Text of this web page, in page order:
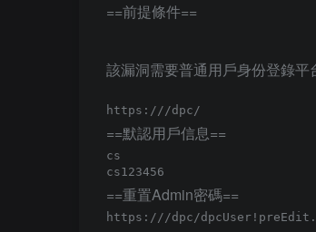
==前提條件==
該漏洞需要普通用戶身份登錄平
https://
==默認用戶信息==
cs
==重置Admin密碼==
https://